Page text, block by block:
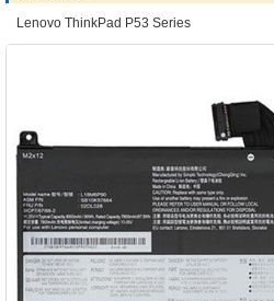
Lenovo ThinkPad P53 Series